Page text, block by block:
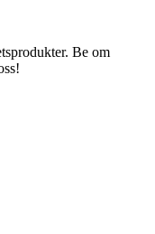
Be om